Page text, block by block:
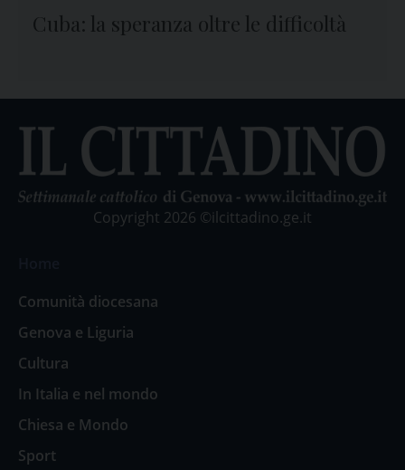
Cuba: la speranza oltre le difficoltà
Copyright 2026 ©ilcittadino.ge.it
Comunità diocesana
Genova e Liguria
Cultura
In Italia e nel mondo
Chiesa e Mondo
Sport